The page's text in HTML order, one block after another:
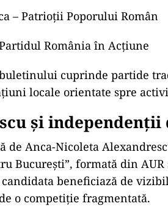
– Partidul România Mare
ad
Social Democrat Unit